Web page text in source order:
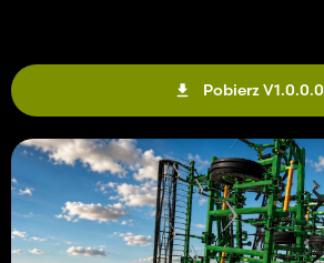
Pobierz V1.0.0.0